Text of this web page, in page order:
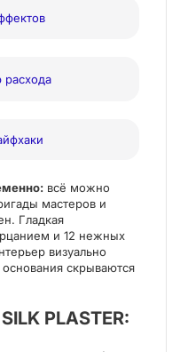
расхода
всё можно
мастеров и
Гладкая
и 12 нежных
визуально
скрываются
PLASTER: